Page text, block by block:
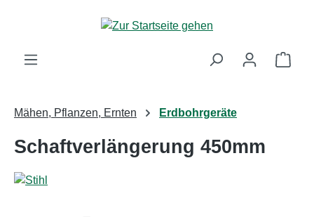
Zum Hauptinhalt springen
Mähen, Pflanzen, Ernten Erdbohrgeräte
Schaftverlängerung 450mm